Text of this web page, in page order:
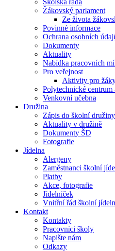
Školská rada
Žákovský parlament
Ze života
Povinné informace
Ochrana osobních
Dokumenty
Aktuality
Nabídka pracovních
Pro veřejnost
Aktivity pro
Polytechnické
Venkovní učebna
Družina
Zápis do školní družiny
Aktuality v družině
Dokumenty ŠD
Fotografie
Jídelna
Alergeny
Zaměstnanci školní
Platby
Akce, fotografie
Jídelníček
Vnitřní řád školní
Kontakt
Kontakty
Pracovníci školy
Napište nám
Odkazy